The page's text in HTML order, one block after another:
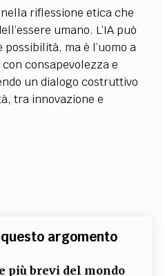
riflessione etica che
umano. L’IA può
ma è l’uomo a
consapevolezza e
un dialogo costruttivo
tra innovazione e
argomento
più brevi del mondo